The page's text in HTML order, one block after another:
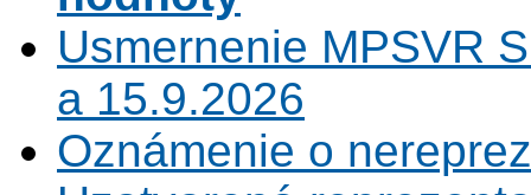
Usmernenie MPSVR
a 15.9.2026
Oznámenie o